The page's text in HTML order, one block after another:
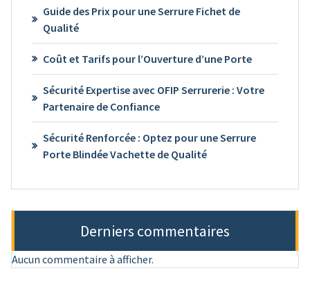
Guide des Prix pour une Serrure Fichet de
Qualité
Coût et Tarifs pour l’Ouverture d’une Porte
Sécurité Expertise avec OFIP Serrurerie : Votre
Partenaire de Confiance
Sécurité Renforcée : Optez pour une Serrure
Porte Blindée Vachette de Qualité
Derniers commentaires
Aucun commentaire à afficher.